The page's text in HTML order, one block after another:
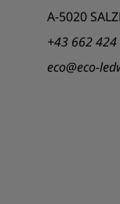
A-5020
+43 662
eco@eco-